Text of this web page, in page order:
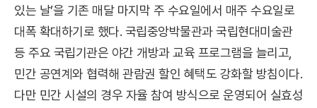
있는 날’을 기존 매달 마지막 주 수요일에서 매주 수요일로
대폭 확대하기로 했다. 국립중앙박물관과 국립현대미술관
등 주요 국립기관은 야간 개방과 교육 프로그램을 늘리고,
민간 공연계와 협력해 관람권 할인 혜택도 강화할 방침이다.
다만 민간 시설의 경우 자율 참여 방식으로 운영되어 실효성